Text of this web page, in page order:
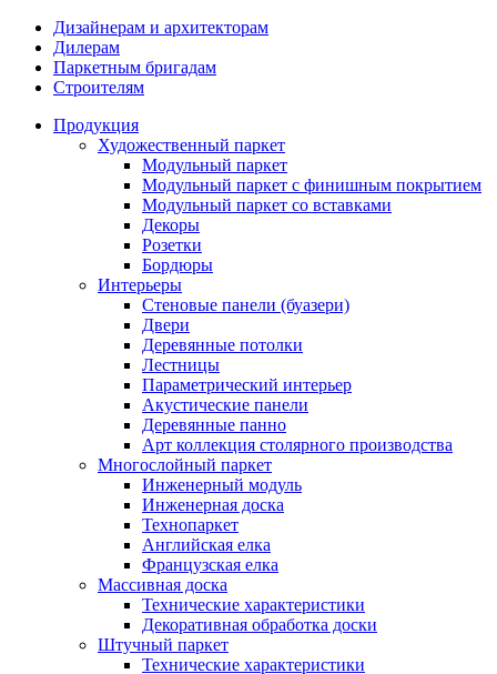
Дизайнерам и архитекторам
Дилерам
Паркетным бригадам
Строителям
Продукция
Художественный паркет
Модульный паркет
Модульный паркет с финишным покрытием
Модульный паркет со вставками
Декоры
Розетки
Бордюры
Интерьеры
Стеновые панели (буазери)
Двери
Деревянные потолки
Лестницы
Параметрический интерьер
Акустические панели
Деревянные панно
Арт коллекция столярного производства
Многослойный паркет
Инженерный модуль
Инженерная доска
Технопаркет
Английская елка
Французская елка
Массивная доска
Технические характеристики
Декоративная обработка доски
Штучный паркет
Технические характеристики